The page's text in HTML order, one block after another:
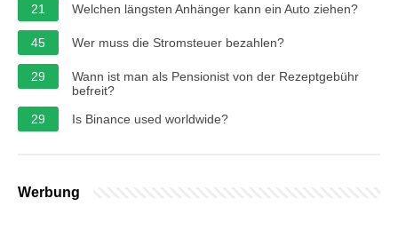
21 Welchen längsten Anhänger kann ein Auto ziehen?
45 Wer muss die Stromsteuer bezahlen?
29
Wann ist man als Pensionist von der Rezeptgebühr
befreit?
29
Is Binance used worldwide?
Werbung